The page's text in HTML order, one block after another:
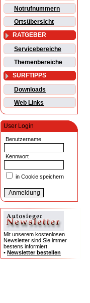
Notrufnummern
Ortsübersicht
RATGEBER
Servicebereiche
Themenbereiche
SURFTIPPS
Downloads
Web Links
User Login
Benutzername
Kennwort
in Cookie speichern
Mit unserem kostenlosen
Newsletter sind Sie immer
bestens informiert.
• Newsletter bestellen